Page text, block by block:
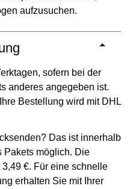
aufzusuchen.
sofern bei der
anderes angegeben ist.
Bestellung wird mit DHL
Das ist innerhalb
Pakets möglich. Die
€. Für eine schnelle
erhalten Sie mit Ihrer